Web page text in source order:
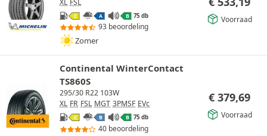
C A B 75 db
93 beoordeling
Zomer
Voorraad
Continental WinterContact
TS860S
295/30 R22 103W
XL FR FSL MGT 3PMSF EVc
C B B 75 db
40 beoordeling
€ 379,69
Voorraad